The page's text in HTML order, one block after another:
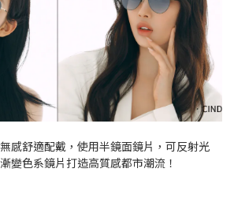
感舒適配戴，使用半鏡面鏡片，可反射光
變色系鏡片打造高質感都市潮流！